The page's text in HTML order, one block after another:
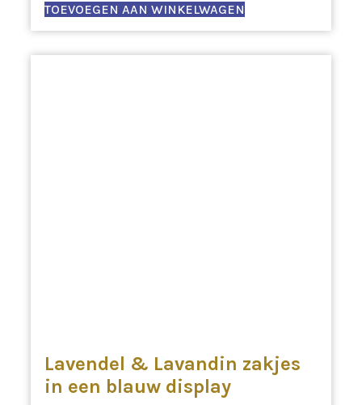
TOEVOEGEN AAN WINKELWAGEN
Lavendel & Lavandin zakjes
in een blauw display